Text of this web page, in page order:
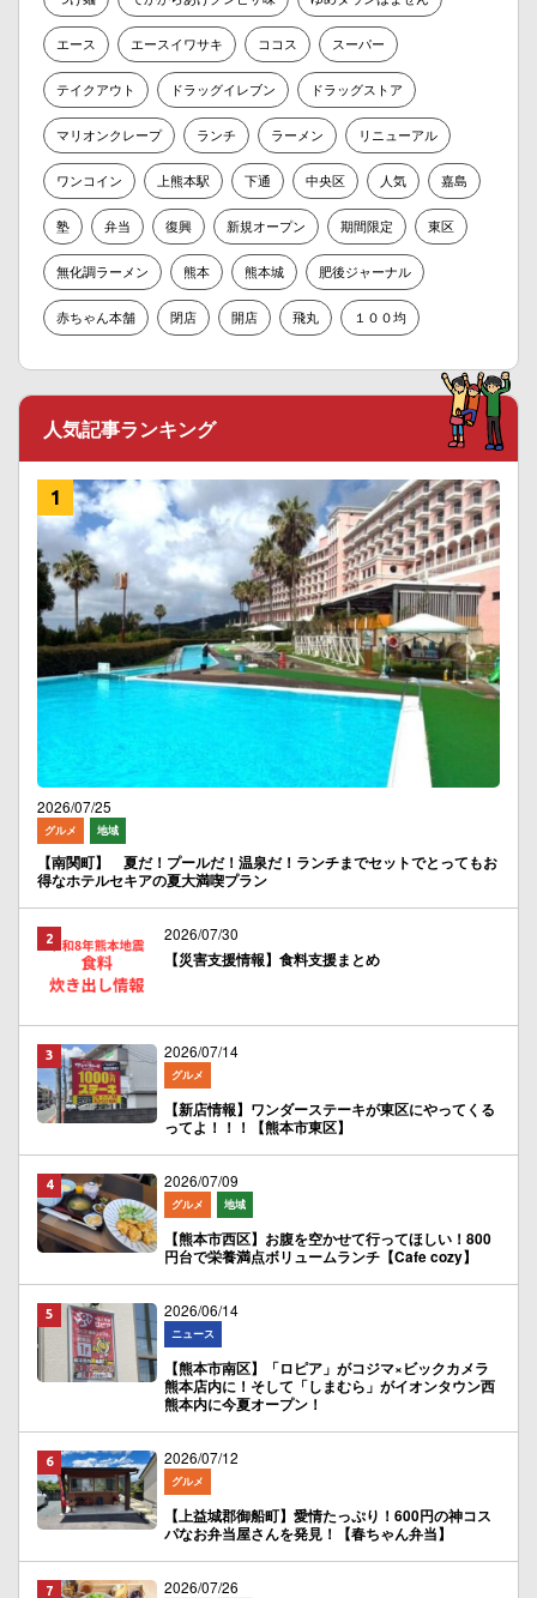
エース エースイワサキ ココス スーパー
テイクアウト ドラッグイレブン ドラッグストア
マリオンクレープ ランチ ラーメン リニューアル
ワンコイン 上熊本駅 下通 中央区 人気 嘉島
塾 弁当 復興 新規オープン 期間限定 東区
無化調ラーメン 熊本 熊本城 肥後ジャーナル
赤ちゃん本舗 閉店 開店 飛丸 １００均
人気記事ランキング
2026/07/25
グルメ 地域
【南関町】 夏だ！プールだ！温泉だ！ランチまでセットでとってもお
得なホテルセキアの夏大満喫プラン
2026/07/30
【災害支援情報】食料支援まとめ
2026/07/14
グルメ
【新店情報】ワンダーステーキが東区にやってくる
ってよ！！！【熊本市東区】
2026/07/09
グルメ 地域
【熊本市西区】お腹を空かせて行ってほしい！800
円台で栄養満点ボリュームランチ【Cafe cozy】
2026/06/14
ニュース
【熊本市南区】「ロピア」がコジマ×ビックカメラ
熊本店内に！そして「しまむら」がイオンタウン西
熊本内に今夏オープン！
2026/07/12
グルメ
【上益城郡御船町】愛情たっぷり！600円の神コス
パなお弁当屋さんを発見！【春ちゃん弁当】
2026/07/26